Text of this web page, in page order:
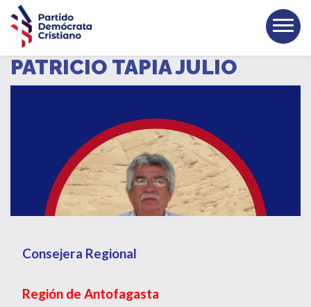
PATRICIO TAPIA JULIO
Consejera Regional
Región de Antofagasta